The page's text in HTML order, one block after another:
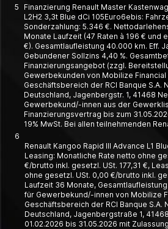
5
Finanzierung Renault Master
L2H2 3,3t Blue dCi 105Euro6ebis:
Sonderzahlung: 5.346 €.
Monate Laufzeit (47 Raten à 196 € und
€). Gesamtlaufleistung 40.000 km. Eff.
Gebundener Sollzins 4,40 %.
Finanzierungsangebot (zzgl.
Gewerbekunden von Mobilize
Geschäftsbereich der RCI Banque S.A.
Deutschland, Jagenbergstr. 1, 41468
Gewerbekund/-innen aus der
Finanzierungsvertrag bis zum
19% MwSt. Bei allen teilnehmenden
6
Renault Kangoo Rapid III Advance L1
Leasing: Monatliche Rate netto ohne
€/brutto inkl. gesetzl. USt. 177,31 €,
ohne gesetzl. USt. 0,00 €/brutto inkl.
Laufzeit 36 Monate,
für Gewerbe­kund/-innen von Mobilize
Geschäfts­bereich der RCI Banque S.A.
Deutschland, Jagen­berg­straße 1,
01.02.2026 bis 31.05.2026 mit